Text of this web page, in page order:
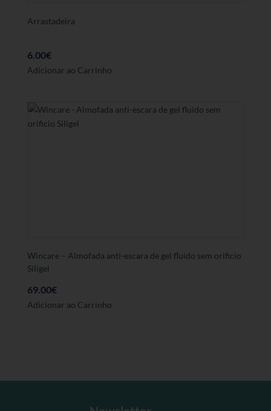
Arrastadeira
6.00€
Adicionar ao Carrinho
Wincare – Almofada anti-escara de gel fluído sem orificio
Siligel
69.00€
Adicionar ao Carrinho